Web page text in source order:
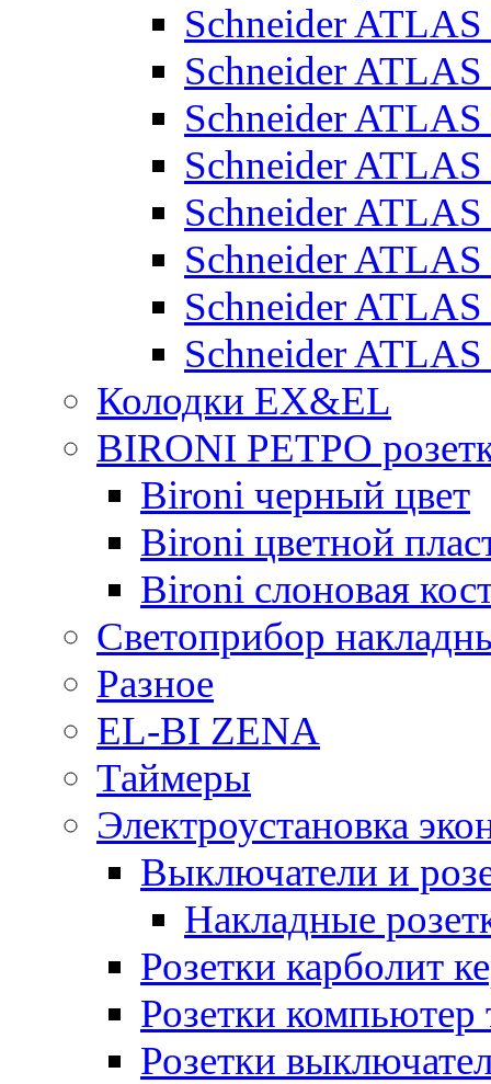
Schneider
Schneider
Schneider
Schneider
Schneider
Schneider
Schneider
Schneider
Колодки EX&EL
BIRONI РЕТРО
Bironi черный цвет
Bironi цветной
Bironi слоновая
Светоприбор
Разное
EL-BI ZENA
Таймеры
Электроустановка
Выключатели и
Накладные
Розетки карболит
Розетки компьютер
Розетки